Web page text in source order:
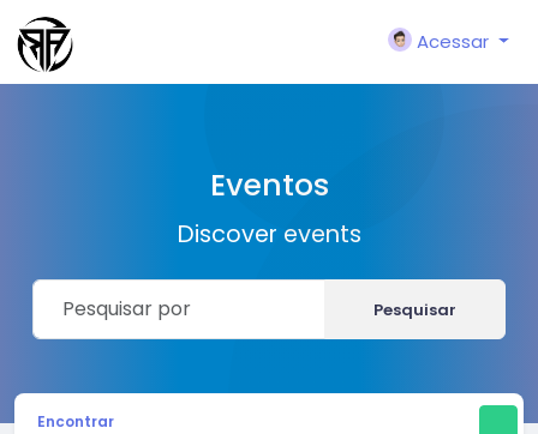
Acessar
Eventos
Discover events
Pesquisar
Encontrar